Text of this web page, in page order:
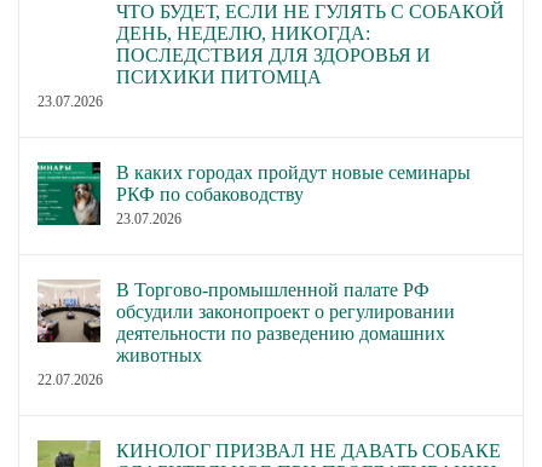
ЧТО БУДЕТ, ЕСЛИ НЕ ГУЛЯТЬ С СОБАКОЙ
ДЕНЬ, НЕДЕЛЮ, НИКОГДА:
ПОСЛЕДСТВИЯ ДЛЯ ЗДОРОВЬЯ И
ПСИХИКИ ПИТОМЦА
23.07.2026
В каких городах пройдут новые семинары
РКФ по собаководству
23.07.2026
В Торгово-промышленной палате РФ
обсудили законопроект о регулировании
деятельности по разведению домашних
животных
22.07.2026
КИНОЛОГ ПРИЗВАЛ НЕ ДАВАТЬ СОБАКЕ